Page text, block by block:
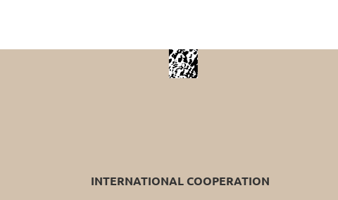
INTERNATIONAL COOPERATION